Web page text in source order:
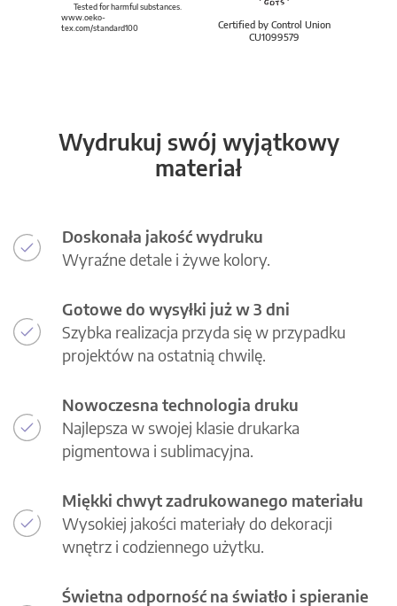
Certified by Control Union
CU1099579
Tested for harmful substances.
www.oeko-
tex.com/standard100
Wydrukuj swój wyjątkowy
materiał
Doskonała jakość wydruku
Wyraźne detale i żywe kolory.
Gotowe do wysyłki już w 3 dni
Szybka realizacja przyda się w przypadku
projektów na ostatnią chwilę.
Nowoczesna technologia druku
Najlepsza w swojej klasie drukarka
pigmentowa i sublimacyjna.
Miękki chwyt zadrukowanego materiału
Wysokiej jakości materiały do dekoracji
wnętrz i codziennego użytku.
Świetna odporność na światło i spieranie